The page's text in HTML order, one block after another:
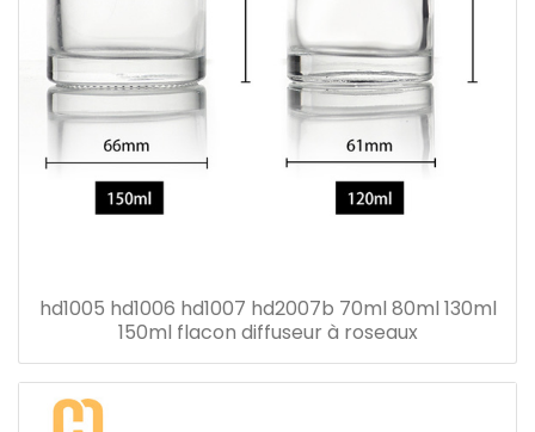
hd1005 hd1006 hd1007 hd2007b 70ml 80ml 130ml
150ml flacon diffuseur à roseaux